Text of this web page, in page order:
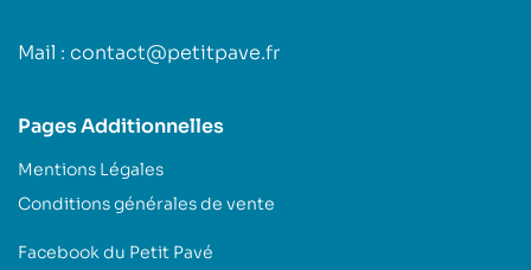
Mail : contact@petitpave.fr
Pages Additionnelles
Mentions Légales
Conditions générales de vente
Facebook du Petit Pavé